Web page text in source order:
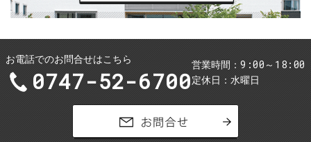
お電話でのお問合せはこちら
0747-52-6700
営業時間 9:00～18:00
定休日 水曜日